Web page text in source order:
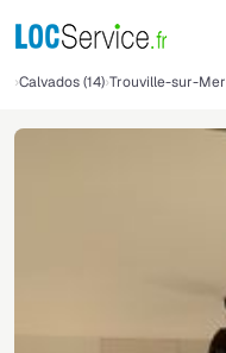
Calvados (14) Trouville-sur-Mer